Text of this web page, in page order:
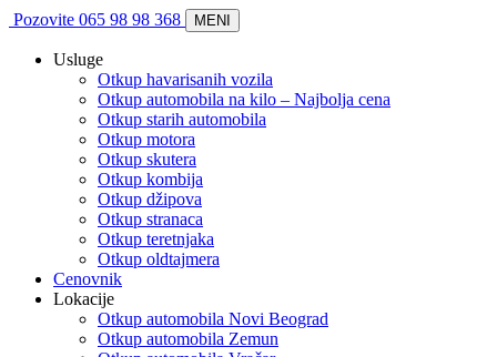
Pozovite 065 98 98 368 MENI
Usluge
Otkup havarisanih vozila
Otkup automobila na kilo – Najbolja cena
Otkup starih automobila
Otkup motora
Otkup skutera
Otkup kombija
Otkup džipova
Otkup stranaca
Otkup teretnjaka
Otkup oldtajmera
Cenovnik
Lokacije
Otkup automobila Novi Beograd
Otkup automobila Zemun